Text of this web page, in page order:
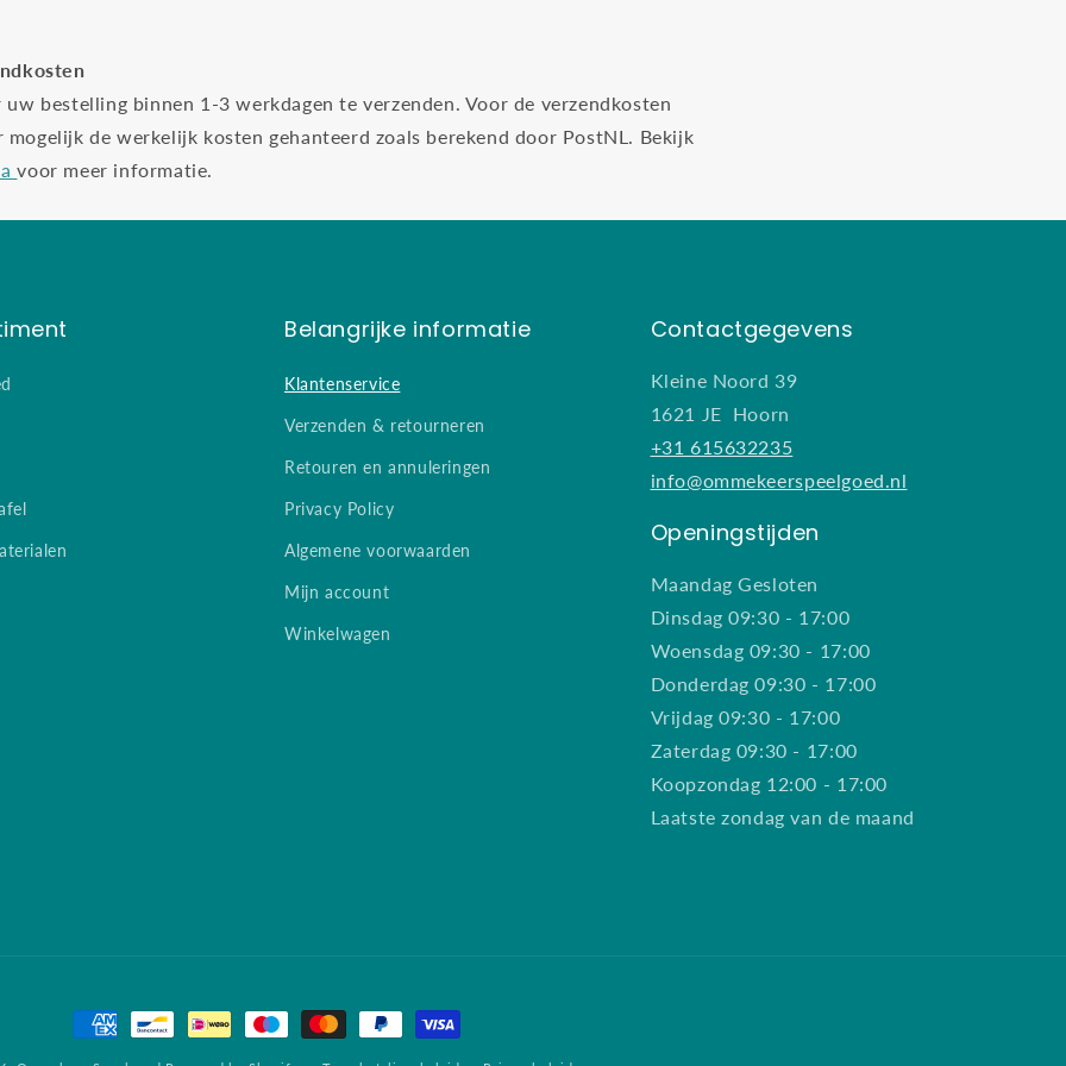
bestelling binnen 1-3 werkdagen te verzenden. Voor de verzendkosten
de werkelijk kosten gehanteerd zoals berekend door PostNL. Bekijk
voor meer informatie.
Belangrijke informatie
Klantenservice
Verzenden & retourneren
Retouren en annuleringen
Privacy Policy
Algemene voorwaarden
Mijn account
Winkelwagen
Contactgegevens
Kleine Noord 39
1621 JE Hoorn
+31 615632235
info@ommekeerspeelgoed.nl
Openingstijden
Maandag Gesloten
Dinsdag 09:30 - 17:00
Woensdag 09:30 - 17:00
Donderdag 09:30 - 17:00
Vrijdag 09:30 - 17:00
Zaterdag 09:30 - 17:00
Koopzondag 12:00 - 17:00
Laatste zondag van de maand
Betaalmethoden